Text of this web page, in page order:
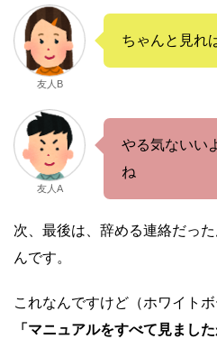
友人B
ちゃんと見れ
友人A
やる気ないい
ね
次、最後は、辞める連絡だっ
んです。
これなんですけど（ホワイトボ
「マニュアルをすべて見まし